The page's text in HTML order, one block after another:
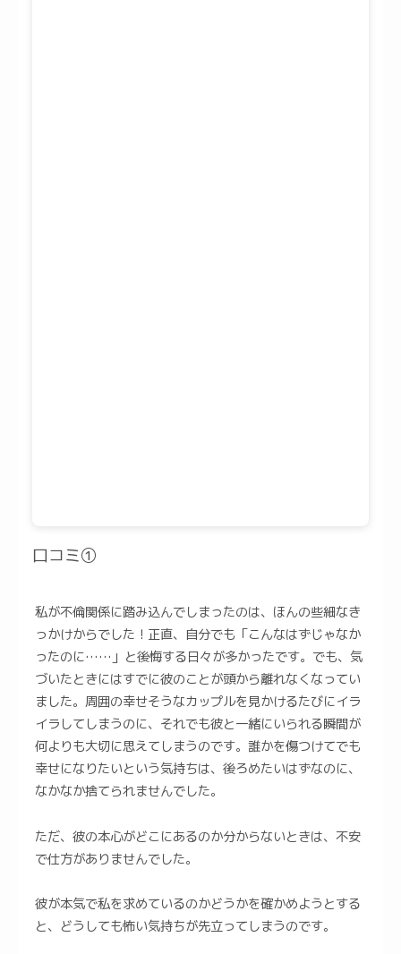
口コミ①
私が不倫関係に踏み込んでしまったのは、ほんの些細なき
っかけからでした！正直、自分でも「こんなはずじゃなか
ったのに……」と後悔する日々が多かったです。でも、気
づいたときにはすでに彼のことが頭から離れなくなってい
ました。周囲の幸せそうなカップルを見かけるたびにイラ
イラしてしまうのに、それでも彼と一緒にいられる瞬間が
何よりも大切に思えてしまうのです。誰かを傷つけてでも
幸せになりたいという気持ちは、後ろめたいはずなのに、
なかなか捨てられませんでした。
ただ、彼の本心がどこにあるのか分からないときは、不安
で仕方がありませんでした。
彼が本気で私を求めているのかどうかを確かめようとする
と、どうしても怖い気持ちが先立ってしまうのです。